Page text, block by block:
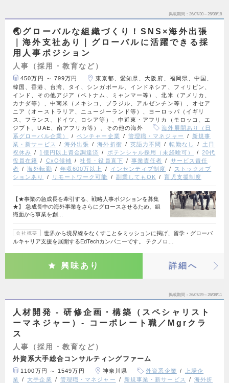
掲載期間 26/07/30～26/08/18
🌏グローバルな組織づくり！SNS×海外出張
｜海外支社あり｜グローバルに活躍できる採
用人事ポジション
人事（採用・教育など）
450万円 ～ 799万円
東京都、愛知県、大阪府、福岡県、中国、
韓国、香港、台湾、タイ、シンガポール、インドネシア、フィリピン、
インド、その他アジア（ベトナム、ミャンマー等）、北米（アメリカ、
カナダ等）、中南米（メキシコ、ブラジル、アルゼンチン等）、オセア
ニア（オーストラリア、ニュージーランド等）、ヨーロッパ（イギリ
ス、フランス、ドイツ、ロシア等）、中近東・アフリカ（モロッコ、エ
ジプト、UAE、南アフリカ等）、その他の海外
海外展開あり（日
系グローバル企業）
ベンチャー企業 管理職・マネジャー
新規事
業・新サービス
海外出張 海外折衝 英語力不問 転勤なし
土日
祝休み
1億円以上資金調達済 ポテンシャル採用（未経験可）
20代
役員在籍
CxO候補 社長・役員直下 事業責任者
サービス責任
者
海外転勤 年収600万以上 インセンティブ制度
ストックオプ
ションあり
リモートワーク可能 副業してもOK 育児支援制度
【★事業の急成長を牽引する、戦略人事ポジションを募集
★】 急成長中の海外事業をさらにグロースさせるため、組
織面から事業を創…
会社概要
世界から境界線をなくすことをミッションに掲げ、留学・グローバ
ルキャリア支援を展開するEdTechカンパニーです。 テクノロ…
興味あり 詳細へ
掲載期間 26/07/29～26/08/11
人材開発 - 研修企画・構築（スペシャリスト
ーマネジャー）- コーポレート職／Mgrクラ
ス
人事（採用・教育など）
外資系大手総合コンサルティングファーム
1100万円 ～ 1549万円 神奈川県 外資系企業
上場企
業
大手企業 管理職・マネジャー 新規事業・新サービス
海外折